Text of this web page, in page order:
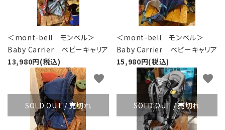
＜mont-bell モンベル＞
Baby Carrier ベビーキャリア
13,980円(税込)
＜mont-bell モンベル＞
Baby Carrier ベビーキャリア
15,980円(税込)
SOLD OUT / 売切れ
favorite
SOLD OUT / 売切れ
favorite